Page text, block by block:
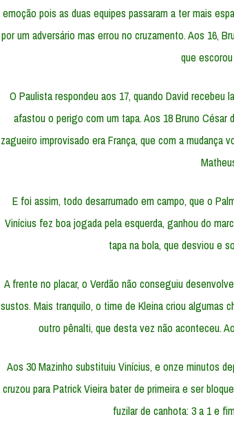
emoção pois as duas equipes passaram a ter mais
por um adversário mas errou no cruzamento. Aos 16,
que
O Paulista respondeu aos 17, quando David recebeu
afastou o perigo com um tapa. Aos 18 Bruno César
zagueiro improvisado era França, que com a mudança
E foi assim, todo desarrumado em campo, que o
Vinícius fez boa jogada pela esquerda, ganhou do
tapa na bola, que desviou e
A frente no placar, o Verdão não conseguiu
sustos. Mais tranquilo, o time de Kleina criou algumas
outro pênalti, que desta vez não aconteceu.
Aos 30 Mazinho substituiu Vinícius, e onze minutos
cruzou para Patrick Vieira bater de primeira e ser
fuzilar de canhota: 3 a 1 e